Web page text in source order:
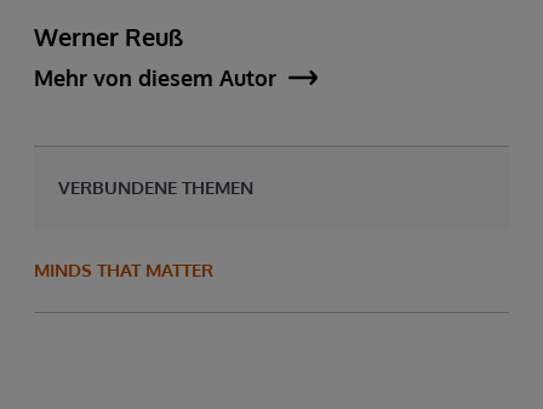
Werner Reuß
Mehr von diesem Autor
VERBUNDENE THEMEN
MINDS THAT MATTER